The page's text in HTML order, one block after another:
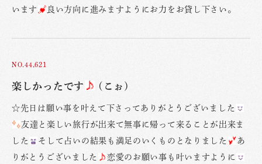
います
良い方向に進みますようにお力をお貸し下さい。
NO.44,621
楽しかったです (こぉ)
☆先日は願い事を叶えて下さってありがとうございました
友達と楽しい旅行が出来て無事に帰って来ることが出来ま
した
そして占いの結果も満足のいくものとなりました
あ
りがとうございました
恋愛のお願い事も叶いますように